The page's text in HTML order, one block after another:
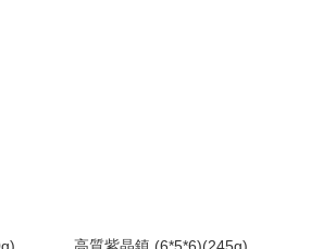
高質紫晶鎮 (6*5*6)(245g)